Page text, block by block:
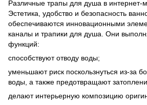
Различные трапы для душа в интернет-
Эстетика, удобство и безопасность
обеспечиваются инновационными
каналы и трапики для душа. Они
функций:
способствуют отводу воды;
уменьшают риск поскользнуться из-за
воды, а также предотвращают
делают интерьерную композицию